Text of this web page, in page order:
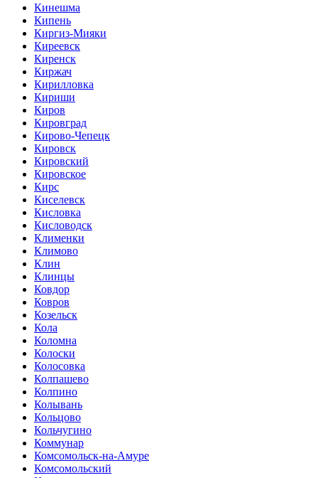
Кинешма
Кипень
Киргиз-Мияки
Киреевск
Киренск
Киржач
Кирилловка
Кириши
Киров
Кировград
Кирово-Чепецк
Кировск
Кировский
Кировское
Кирс
Киселевск
Кисловка
Кисловодск
Клименки
Климово
Клин
Клинцы
Ковдор
Ковров
Козельск
Кола
Коломна
Колоски
Колосовка
Колпашево
Колпино
Колывань
Кольцово
Кольчугино
Коммунар
Комсомольск-на-Амуре
Комсомольский